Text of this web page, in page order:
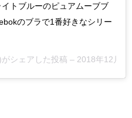
トブルーのピュアムーブブ
のブラで1番好きなシリー
シェアした投稿 – 2018年12月